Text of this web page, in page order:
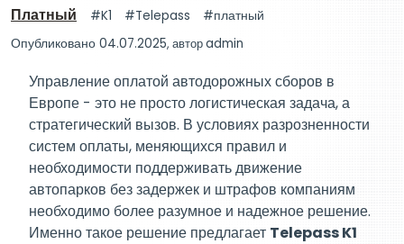
Платный K1 Telepass
платный
Опубликовано 04.07.2025, авторadmin
Управление оплатой автодорожных сборов в
Европе - это не просто логистическая задача, а
стратегический вызов. В условиях разрозненности
систем оплаты, меняющихся правил и
необходимости поддерживать движение
автопарков без задержек и штрафов компаниям
необходимо более разумное и надежное решение.
Именно такое решение предлагает Telepass K1